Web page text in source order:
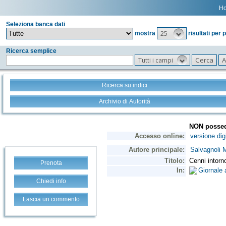
Seleziona banca dati
mostra
25 risultati per
Ricerca semplice
Tutti i campi
Ricerca su indici
Archivio di Autorità
Prenota
Chiedi info
Lascia un commento